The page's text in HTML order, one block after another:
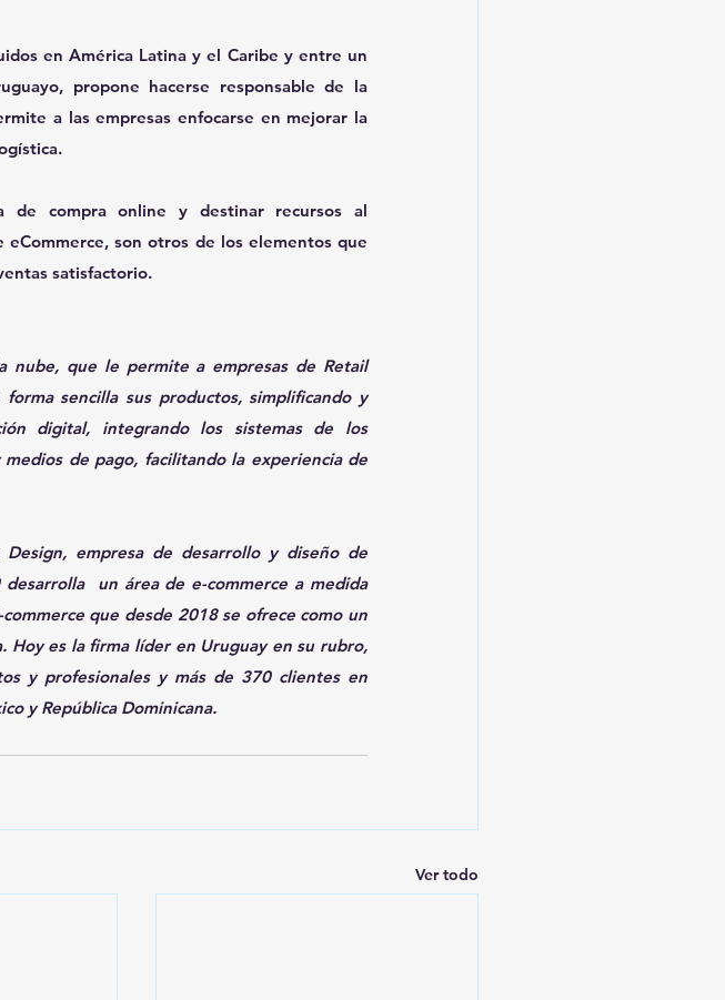
en América Latina y el Caribe y entre un
propone hacerse responsable de la
a las empresas enfocarse en mejorar la
de compra online y destinar recursos al
son otros de los elementos que
satisfactorio.
nube, que le permite a empresas de Retail
sencilla sus productos, simplificando y
digital, integrando los sistemas de los
de pago, facilitando la experiencia de
empresa de desarrollo y diseño de
un área de e-commerce a medida
que desde 2018 se ofrece como un
Hoy es la firma líder en Uruguay en su rubro,
y profesionales y más de 370 clientes en
y República Dominicana.
Ver todo